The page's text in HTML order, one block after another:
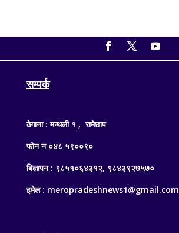
सम्पर्क
ठेगाना : मन्थली १ , रामेछाप
फोन न ०४८ ५९००९०
बिज्ञापन : ९८५१०६४३१२, ९८४३९२७५७०
इमेल : meropradeshnews1@gmail.com